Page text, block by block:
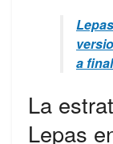
a
La
Lepas